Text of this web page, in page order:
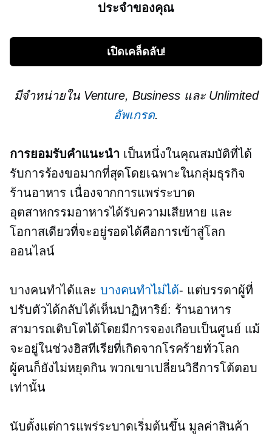
ประจำของคุณ
เปิดเคล็ดลับ!
มีจำหน่ายใน Venture, Business และ Unlimited
อัพเกรด.
การยอมรับคำแนะนำเป็นหนึ่งในคุณสมบัติที่ได้
รับการร้องขอมากที่สุดโดยเฉพาะในกลุ่มธุรกิจ
ร้านอาหาร เนื่องจากการแพร่ระบาด
อุตสาหกรรมอาหารได้รับความเสียหาย และ
โอกาสเดียวที่จะอยู่รอดได้คือการเข้าสู่โลก
ออนไลน์
บางคนทำได้และ บางคนทำไม่ได้- แต่บรรดาผู้ที่
ปรับตัวได้กลับได้เห็นปาฏิหาริย์: ร้านอาหาร
สามารถเติบโตได้โดยมีการจองเกือบเป็นศูนย์ แม้
จะอยู่ในช่วงฮิสทีเรียที่เกิดจากโรคร้ายทั่วโลก
ผู้คนก็ยังไม่หยุดกิน พวกเขาเปลี่ยนวิธีการโต้ตอบ
เท่านั้น
นับตั้งแต่การแพร่ระบาดเริ่มต้นขึ้น มูลค่าสินค้า